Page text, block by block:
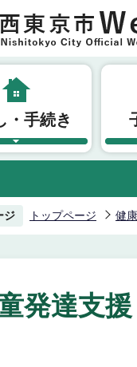
・手続き
ジ トップページ 健
発達支